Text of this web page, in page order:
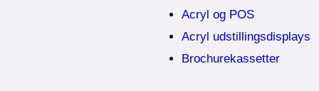
Acryl og POS
Acryl udstillingsdisplays
Brochurekassetter